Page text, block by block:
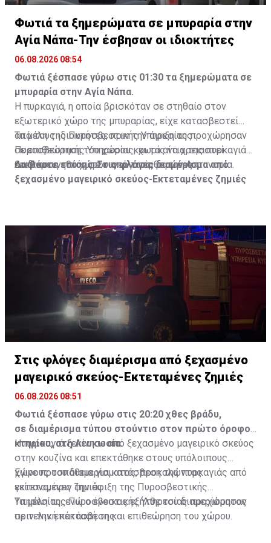
Φωτιά τα ξημερώματα σε μπυραρία στην
Αγία Νάπα-Την έσβησαν οι ιδιοκτήτες
06.08.2026 08:54
Φωτιά ξέσπασε γύρω στις 01:30 τα ξημερώματα σε
μπυραρία στην Αγία Νάπα.
Η πυρκαγιά, η οποία βρισκόταν σε στηθαίο στον
εξωτερικό χώρο της μπυραρίας, είχε κατασβεστεί
από τους ιδιοκτήτες, πριν την άφιξη της
Πυροσβεστικής Υπηρεσίας, χωρίς να χρειαστεί
εκκένωση του χώρου από τους θαμώνες.
Τα μέλη της Πυροσβεστικής Υπηρεσίας προχώρησαν
σε επιθεώρηση του χώρου και τα αίτια της πυρκαγιάς
θα διερευνηθούν σε συνεργασία με την Αστυνομία.
Διαβάστε επίσης:Στις φλόγες διαμέρισμα από
ξεχασμένο μαγειρικό σκεύος-Εκτεταμένες ζημιές
Στις φλόγες διαμέρισμα από ξεχασμένο
μαγειρικό σκεύος-Εκτεταμένες ζημιές
06.08.2026 08:51
Φωτιά ξέσπασε γύρω στις 20:20 χθες βράδυ,
σε διαμέρισμα τύπου στούντιο στον πρώτο όροφο
κτηρίου, στη Λευκωσία.
Η πυρκαγιά ξεκίνησε από ξεχασμένο μαγειρικό σκεύος
στην κουζίνα και επεκτάθηκε στους υπόλοιπους
χώρους του διαμερίσματος, προκαλώντας
εκτεταμένες ζημιές.
Έγινε προσπάθεια για κατάσβεση της πυρκαγιάς από
γείτονα, πριν την άφιξη της Πυροσβεστικής
Υπηρεσίας, ενώ ο ένοικος εξήλθε του διαμερίσματος
πριν την επέκτασή της.
Τα μέλη της Πυροσβεστικής Υπηρεσίας προχώρησαν
σε τελική κατάσβεση και επιθεώρηση του χώρου.